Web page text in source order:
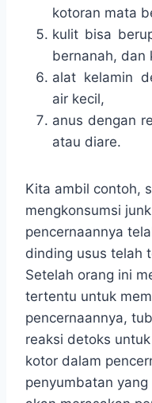
kotoran mata
kulit bisa
bernanah, dan
alat kelamin
air kecil,
anus dengan
atau diare.
Kita ambil contoh,
mengkonsumsi
pencernaannya
dinding usus telah
Setelah orang ini
tertentu untuk
pencernaannya,
reaksi detoks
kotor dalam
penyumbatan